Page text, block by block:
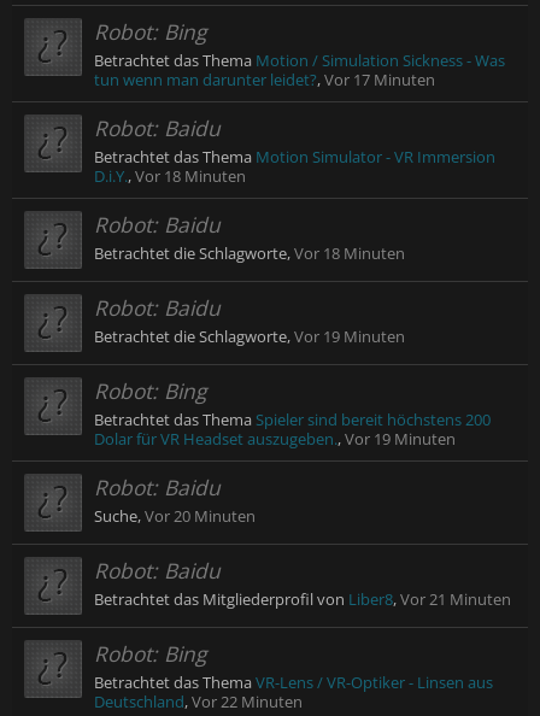
Robot: Bing
Betrachtet das Thema Motion / Simulation Sickness - Was
tun wenn man darunter leidet?,Vor 17 Minuten
Robot: Baidu
Betrachtet das Thema Motion Simulator - VR Immersion
D.i.Y.,Vor 18 Minuten
Robot: Baidu
Betrachtet die Schlagworte,Vor 18 Minuten
Robot: Baidu
Betrachtet die Schlagworte,Vor 19 Minuten
Robot: Bing
Betrachtet das Thema Spieler sind bereit höchstens 200
Dolar für VR Headset auszugeben.,Vor 19 Minuten
Robot: Baidu
Suche,Vor 20 Minuten
Robot: Baidu
Betrachtet das Mitgliederprofil von Liber8,Vor 21 Minuten
Robot: Bing
Betrachtet das ThemaVR-Lens / VR-Optiker - Linsen aus
Deutschland,Vor 22 Minuten